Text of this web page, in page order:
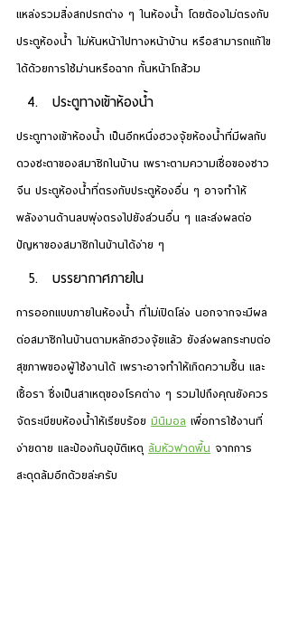
แหล่งรวมสิ่งสกปรกต่าง ๆ ในห้องน้ำ โดยต้องไม่ตรงกับ
ประตูห้องน้ำ ไม่หันหน้าไปทางหน้าบ้าน หรือสามารถแก้ไข
ได้ด้วยการใช้ม่านหรือฉาก กั้นหน้าโถส้วม
ประตูทางเข้าห้องน้ำ
ประตูทางเข้าห้องน้ำ เป็นอีกหนึ่งฮวงจุ้ยห้องน้ำที่มีผลกับ
ดวงชะตาของสมาชิกในบ้าน เพราะตามความเชื่อของชาว
จีน ประตูห้องน้ำที่ตรงกับประตูห้องอื่น ๆ อาจทำให้
พลังงานด้านลบพุ่งตรงไปยังส่วนอื่น ๆ และส่งผลต่อ
ปัญหาของสมาชิกในบ้านได้ง่าย ๆ
บรรยากาศภายใน
การออกแบบภายในห้องน้ำ ที่ไม่เปิดโล่ง นอกจากจะมีผล
ต่อสมาชิกในบ้านตามหลักฮวงจุ้ยแล้ว ยังส่งผลกระทบต่อ
สุขภาพของผู้ใช้งานได้ เพราะอาจทำให้เกิดความชื้น และ
เชื้อรา ซึ่งเป็นสาเหตุของโรคต่าง ๆ รวมไปถึงคุณยังควร
จัดระเบียบห้องน้ำให้เรียบร้อย มินิมอล เพื่อการใช้งานที่
ง่ายดาย และป้องกันอุบัติเหตุ ล้มหัวฟาดพื้น จากการ
สะดุดล้มอีกด้วยล่ะครับ